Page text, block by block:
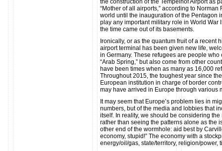
the construction of the Tempelhof Airport as
“Mother of all airports,” according to
world until the inauguration of the Pentagon
play any important military role in World War
the time came out of its basements.
Ironically, or as the quantum fruit of a
airport terminal has been given new life,
in Germany. These refugees are people
“Arab Spring,” but also come from other
have been times when as many as 16,000
Throughout 2015, the toughest year since
European institution in charge of border
may have arrived in Europe through various
It may seem that Europe’s problem lies in
numbers, but of the media and lobbies that
itself. In reality, we should be considering
rather than seeing the patterns alone as the
other end of the wormhole: aid best by
economy, stupid!” The economy with a
energy/oil/gas, state/territory, religion/power,